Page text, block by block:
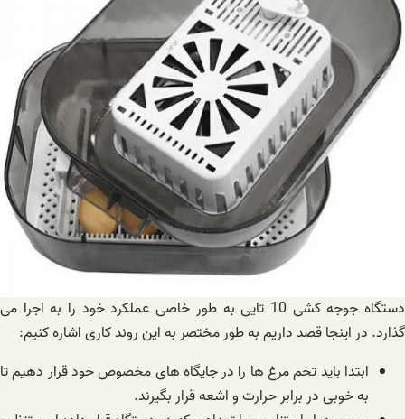
دستگاه جوجه کشی 10 تایی به طور خاصی عملکرد خود را به اجرا می
گذارد. در اینجا قصد داریم به طور مختصر به این روند کاری اشاره کنیم:
ابتدا باید تخم مرغ ها را در جایگاه های مخصوص خود قرار دهیم تا
به خوبی در برابر حرارت و اشعه قرار بگیرند.